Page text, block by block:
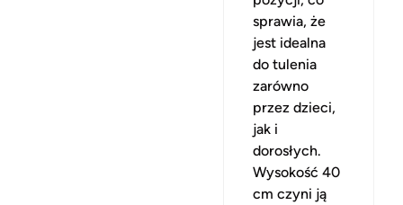
sprawia, że
jest idealna
do tulenia
zarówno
przez dzieci,
jak i
dorosłych.
Wysokość 40
cm czyni ją